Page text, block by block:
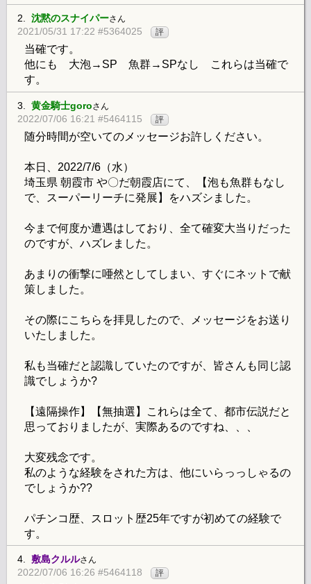
2. 沈黙のスナイパーさん
2021/05/31 17:22 #5364025 評
当確です。
他にも 大泡→SP 魚群→SPなし これらは当確で
す。
3. 黄金騎士goroさん
2022/07/06 16:21 #5464115 評
随分時間が空いてのメッセージお許しください。
本日、2022/7/6（水）
埼玉県 朝霞市 や〇だ朝霞店にて、【泡も魚群もなし
で、スーパーリーチに発展】をハズシました。
今まで何度か遭遇はしており、全て確変大当りだった
のですが、ハズレました。
あまりの衝撃に唖然としてしまい、すぐにネットで献
策しました。
その際にこちらを拝見したので、メッセージをお送り
いたしました。
私も当確だと認識していたのですが、皆さんも同じ認
識でしょうか?
【遠隔操作】【無抽選】これらは全て、都市伝説だと
思っておりましたが、実際あるのですね、、、
大変残念です。
私のような経験をされた方は、他にいらっっしゃるの
でしょうか??
パチンコ歴、スロット歴25年ですが初めての経験で
す。
4. 敷島クルルさん
2022/07/06 16:26 #5464118 評